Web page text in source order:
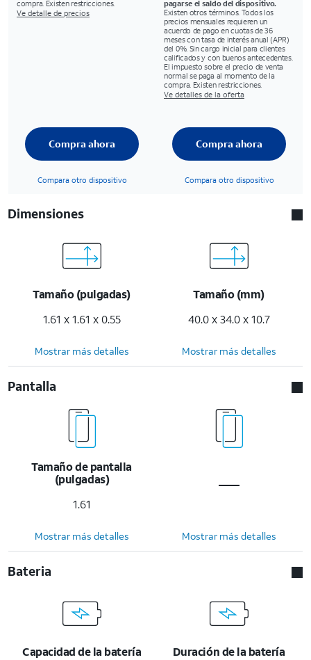
compra. Existen restricciones.
Ve detalle de precios
pagarse el saldo del dispositivo.
Existen otros términos. Todos los
precios mensuales requieren un
acuerdo de pago en cuotas de 36
meses con tasa de interés anual (APR)
del 0%. Sin cargo inicial para clientes
calificados y con buenos antecedentes.
El impuesto sobre el precio de venta
normal se paga al momento de la
compra. Existen restricciones.
Ve detalles de la oferta
Compra ahora
Compara otro dispositivo
Compra ahora
Compara otro dispositivo
Dimensiones
Tamaño (pulgadas)
1.61 x 1.61 x 0.55
Tamaño (mm)
40.0 x 34.0 x 10.7
Mostrar más detalles Mostrar más detalles
Pantalla
Tamaño de pantalla
(pulgadas)
1.61
Mostrar más detalles Mostrar más detalles
Bateria
Capacidad de la batería
Duración de la batería